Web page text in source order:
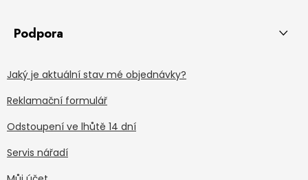
Podpora
Jaký je aktuální stav mé objednávky?
Reklamační formulář
Odstoupení ve lhůtě 14 dní
Servis nářadí